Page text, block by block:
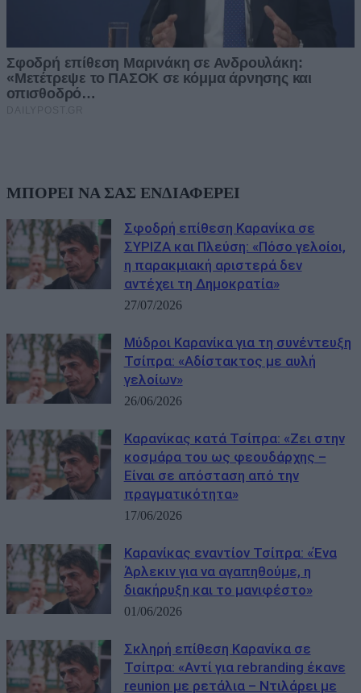
ΜΠΟΡΕΙ ΝΑ ΣΑΣ ΕΝΔΙΑΦΕΡΕΙ
Σφοδρή επίθεση Καρανίκα σε
ΣΥΡΙΖΑ και Πλεύση: «Πόσο γελοίοι,
η παρακμιακή αριστερά δεν
αντέχει τη Δημοκρατία»
27/07/2026
Μύδροι Καρανίκα για τη συνέντευξη
Τσίπρα: «Αδίστακτος με αυλή
γελοίων»
26/06/2026
Καρανίκας κατά Τσίπρα: «Ζει στην
κοσμάρα του ως φεουδάρχης –
Είναι σε απόσταση από την
πραγματικότητα»
17/06/2026
Καρανίκας εναντίον Τσίπρα: «Ένα
Άρλεκιν για να αγαπηθούμε, η
διακήρυξη και το μανιφέστο»
01/06/2026
Σκληρή επίθεση Καρανίκα σε
Τσίπρα: «Αντί για rebranding έκανε
reunion με ρετάλια – Ντιλάρει με